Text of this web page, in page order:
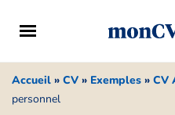
Accueil » CV » Exemples » CV
personnel